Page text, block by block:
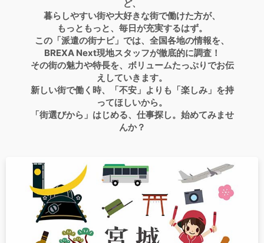
ど、
暮らしやすい街や大好きな街で働けた方が、
もっともっと、毎日が充実するはず。
この「派遣の街ナビ」では、全国各地の情報を、
BREXA Next現地スタッフが徹底的に調査！
その街の魅力や特長を、ボリュームたっぷりでお伝
えしていきます。
新しい街で働く時、「不安」よりも「楽しみ」を持
ってほしいから。
「街選びから」はじめる、仕事探し。始めてみませ
んか？